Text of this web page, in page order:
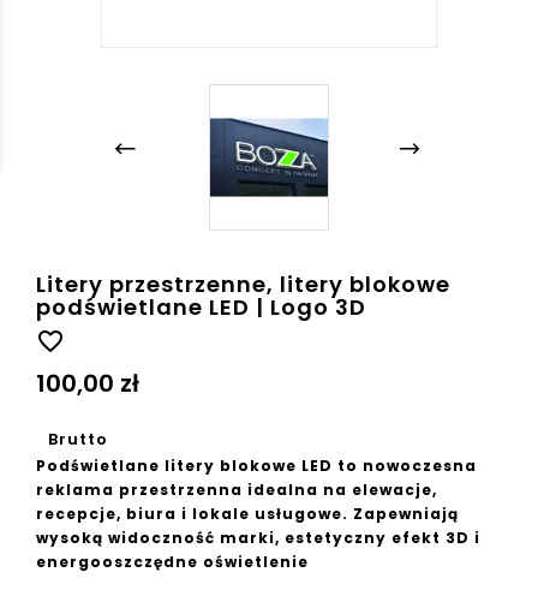
Litery przestrzenne, litery blokowe
podświetlane LED | Logo 3D
favorite_border
100,00 zł
Brutto
Podświetlane litery blokowe LED to nowoczesna
reklama przestrzenna idealna na elewacje,
recepcje, biura i lokale usługowe. Zapewniają
wysoką widoczność marki, estetyczny efekt 3D i
energooszczędne oświetlenie